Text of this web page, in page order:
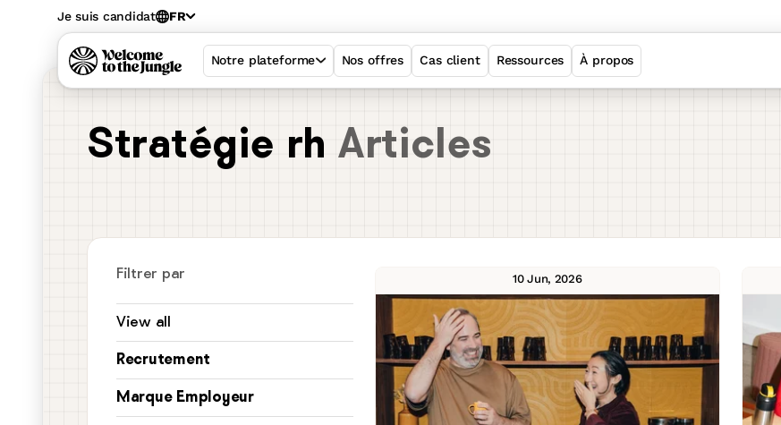
Je suis candidat FR
Notre plateforme
Welcome Hiring Suite
Une solution tout-en-un avec 4 produits pour
Welcome Sourcing
Welcome Job Matching
Nos offres Cas client Ressources À propos
Stratégie rh Articles
Filtrer par
View all
Recrutement
Marque Employeur
10 Jun, 2026